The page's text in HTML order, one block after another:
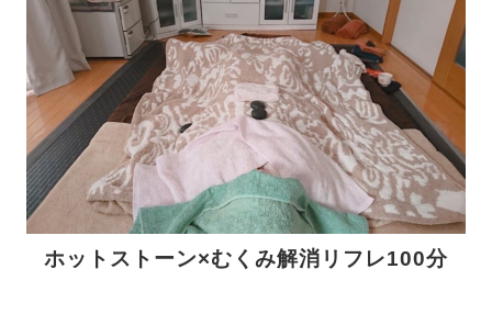
ホットストーン×むくみ解消リフレ100分